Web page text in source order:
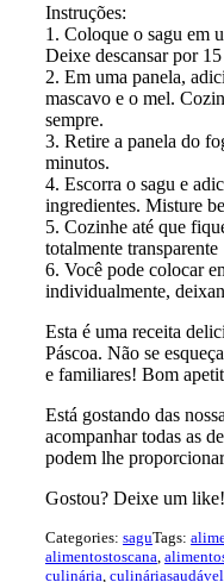
Instruções:
1. Coloque o sagu em
Deixe descansar por
2. Em uma panela,
mascavo e o mel.
sempre.
3. Retire a panela do
minutos.
4. Escorra o sagu e
ingredientes. Misture
5. Cozinhe até que
totalmente transparente
6. Você pode colocar
individualmente,
Esta é uma receita
Páscoa. Não se
e familiares! Bom
Está gostando das
acompanhar todas as
podem lhe
Gostou? Deixe um like!
Categories: saguTags:
alimentostoscana
culinária culináriasaudável